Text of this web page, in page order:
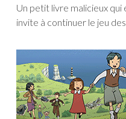
Un petit livre malicieux
invite à continuer le jeu